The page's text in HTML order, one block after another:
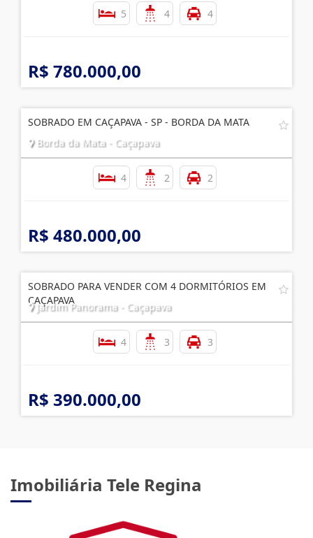
5 4 4
R$ 780.000,00
SOBRADO EM CAÇAPAVA - SP - BORDA DA MATA
Borda da Mata - Caçapava
4 2 2
R$ 480.000,00
SOBRADO PARA VENDER COM 4 DORMITÓRIOS EM
CAÇAPAVA
Jardim Panorama - Caçapava
4 3 3
R$ 390.000,00
Imobiliária Tele Regina